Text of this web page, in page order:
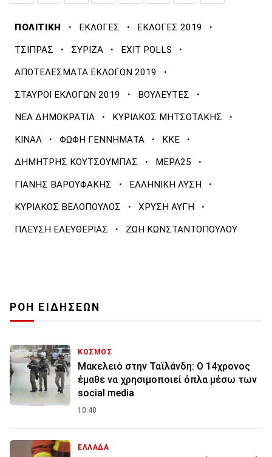
ΠΟΛΙΤΙΚΗ · ΕΚΛΟΓΕΣ · ΕΚΛΟΓΕΣ 2019 ·
ΤΣΙΠΡΑΣ · ΣΥΡΙΖΑ · EXIT POLLS ·
ΑΠΟΤΕΛΕΣΜΑΤΑ ΕΚΛΟΓΩΝ 2019 ·
ΣΤΑΥΡΟΙ ΕΚΛΟΓΩΝ 2019 · ΒΟΥΛΕΥΤΕΣ ·
ΝΕΑ ΔΗΜΟΚΡΑΤΙΑ · ΚΥΡΙΑΚΟΣ ΜΗΤΣΟΤΑΚΗΣ ·
ΚΙΝΑΛ · ΦΩΦΗ ΓΕΝΝΗΜΑΤΑ · ΚΚΕ ·
ΔΗΜΗΤΡΗΣ ΚΟΥΤΣΟΥΜΠΑΣ · ΜΕΡΑ25 ·
ΓΙΑΝΗΣ ΒΑΡΟΥΦΑΚΗΣ · ΕΛΛΗΝΙΚΗ ΛΥΣΗ ·
ΚΥΡΙΑΚΟΣ ΒΕΛΟΠΟΥΛΟΣ · ΧΡΥΣΗ ΑΥΓΗ ·
ΠΛΕΥΣΗ ΕΛΕΥΘΕΡΙΑΣ · ΖΩΗ ΚΩΝΣΤΑΝΤΟΠΟΥΛΟΥ
ΡΟΗ ΕΙΔΗΣΕΩΝ
ΚΟΣΜΟΣ
Μακελειό στην Ταϊλάνδη: Ο 14χρονος
έμαθε να χρησιμοποιεί όπλα μέσω των
social media
10:48
ΕΛΛΑΔΑ